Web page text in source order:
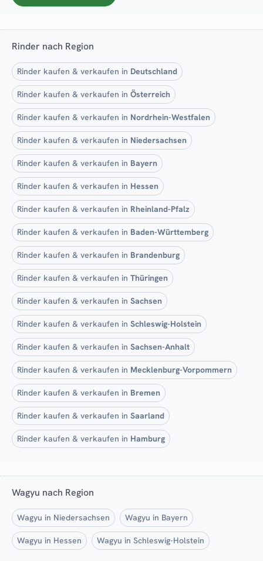
Rinder nach Region
Rinder kaufen & verkaufen in Deutschland
Rinder kaufen & verkaufen in Österreich
Rinder kaufen & verkaufen in Nordrhein-Westfalen
Rinder kaufen & verkaufen in Niedersachsen
Rinder kaufen & verkaufen in Bayern
Rinder kaufen & verkaufen in Hessen
Rinder kaufen & verkaufen in Rheinland-Pfalz
Rinder kaufen & verkaufen in Baden-Württemberg
Rinder kaufen & verkaufen in Brandenburg
Rinder kaufen & verkaufen in Thüringen
Rinder kaufen & verkaufen in Sachsen
Rinder kaufen & verkaufen in Schleswig-Holstein
Rinder kaufen & verkaufen in Sachsen-Anhalt
Rinder kaufen & verkaufen in Mecklenburg-Vorpommern
Rinder kaufen & verkaufen in Bremen
Rinder kaufen & verkaufen in Saarland
Rinder kaufen & verkaufen in Hamburg
Wagyu nach Region
Wagyu in Niedersachsen Wagyu in Bayern
Wagyu in Hessen Wagyu in Schleswig-Holstein